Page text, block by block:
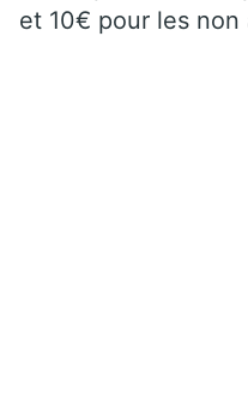
et 10€ pour les non